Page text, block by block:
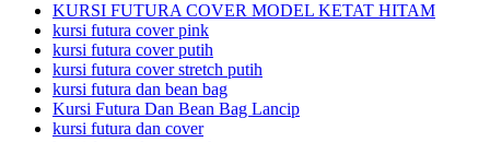
KURSI FUTURA COVER MODEL KETAT HITAM
kursi futura cover pink
kursi futura cover putih
kursi futura cover stretch putih
kursi futura dan bean bag
Kursi Futura Dan Bean Bag Lancip
kursi futura dan cover